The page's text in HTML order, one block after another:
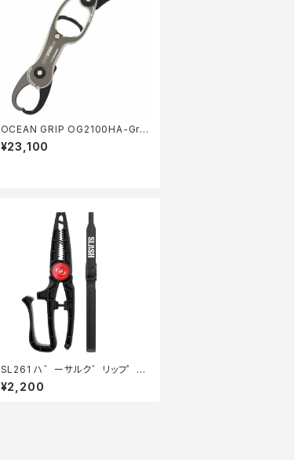
OCEAN GRIP OG2100HA-GrT
(25) ク゛レー
¥23,100
SL261 ハ゛ーサルク゛リッフ゜
フ゛ラック
¥2,200